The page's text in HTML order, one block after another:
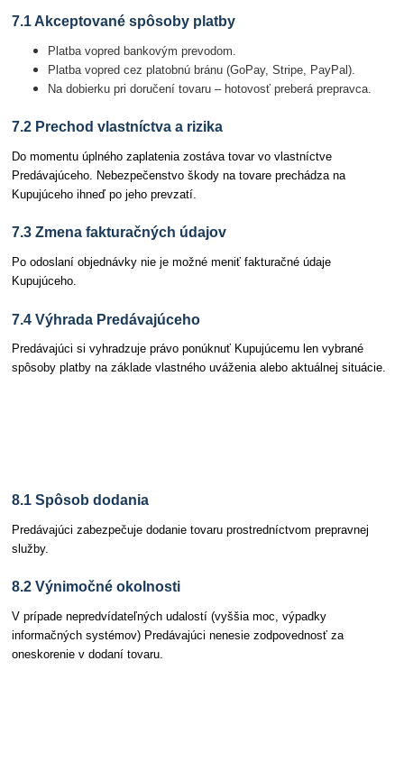
7.1 Akceptované spôsoby platby
Platba vopred bankovým prevodom.
Platba vopred cez platobnú bránu (GoPay, Stripe, PayPal).
Na dobierku pri doručení tovaru – hotovosť preberá prepravca.
7.2 Prechod vlastníctva a rizika
Do momentu úplného zaplatenia zostáva tovar vo vlastníctve
Predávajúceho. Nebezpečenstvo škody na tovare prechádza na
Kupujúceho ihneď po jeho prevzatí.
7.3 Zmena fakturačných údajov
Po odoslaní objednávky nie je možné meniť fakturačné údaje
Kupujúceho.
7.4 Výhrada Predávajúceho
Predávajúci si vyhradzuje právo ponúknuť Kupujúcemu len vybrané
spôsoby platby na základe vlastného uváženia alebo aktuálnej situácie.
8.1 Spôsob dodania
Predávajúci zabezpečuje dodanie tovaru prostredníctvom prepravnej
služby.
8.2 Výnimočné okolnosti
V prípade nepredvídateľných udalostí (vyššia moc, výpadky
informačných systémov) Predávajúci nenesie zodpovednosť za
oneskorenie v dodaní tovaru.